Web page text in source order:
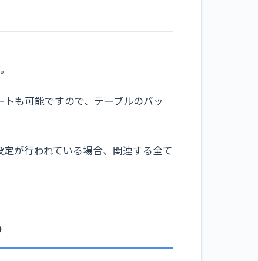
も可能ですので、テーブルのバッ
が行われている場合、関連する全て